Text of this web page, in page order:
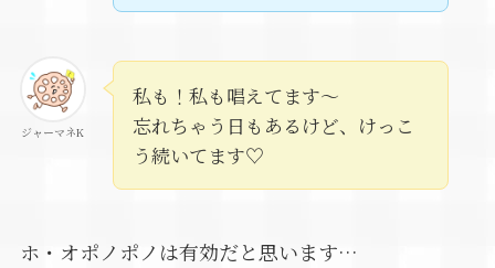
ジャーマネK
私も！私も唱えてます～
忘れちゃう日もあるけど、けっこ
う続いてます♡
ホ・オポノポノは有効だと思います…